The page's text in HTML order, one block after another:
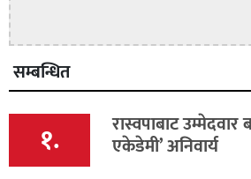
सम्बन्धित
१. रास्वपाबाट
एकेडेमी’ अनिवार्य